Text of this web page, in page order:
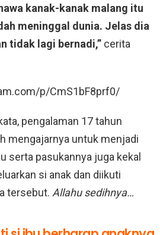
kanak-kanak malang itu
meninggal dunia. Jelas dia
tidak lagi bernadi,” cerita
p/CmS1bF8prf0/
pengalaman 17 tahun
mengajarnya untuk menjadi
serta pasukannya juga kekal
si anak dan diikuti
tersebut. Allahu sedihnya…